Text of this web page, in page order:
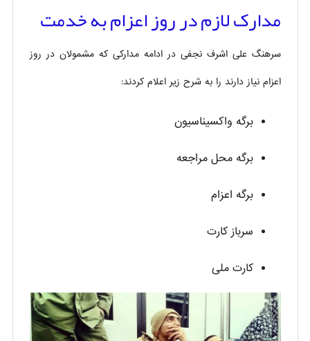
مدارک لازم در روز اعزام به خدمت
سرهنگ علی اشرف نجفی در ادامه مدارکی که مشمولان در روز
اعزام نیاز دارند را به شرح زیر اعلام کردند:
برگه واکسیناسیون
برگه محل مراجعه
برگه اعزام
سرباز کارت
کارت ملی